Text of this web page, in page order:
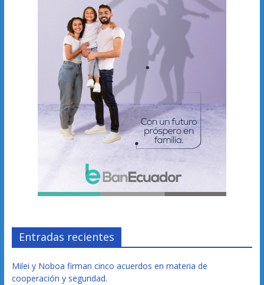
Entradas recientes
Milei y Noboa firman cinco acuerdos en materia de
cooperación y seguridad.